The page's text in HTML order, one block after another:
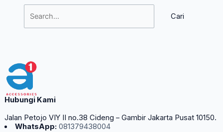
Hubungi Kami
Jalan Petojo VIY II no.38 Cideng – Gambir Jakarta Pusat 10150.
WhatsApp: 081379438004